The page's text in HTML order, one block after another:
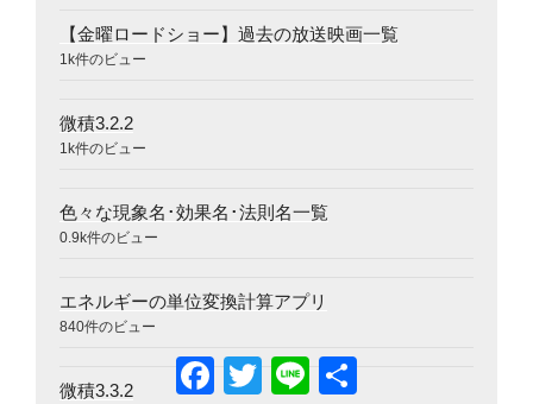
【金曜ロードショー】過去の放送映画一覧
1k件のビュー
微積3.2.2
1k件のビュー
色々な現象名･効果名･法則名一覧
0.9k件のビュー
エネルギーの単位変換計算アプリ
840件のビュー
微積3.3.2
FacebookTwitter Line